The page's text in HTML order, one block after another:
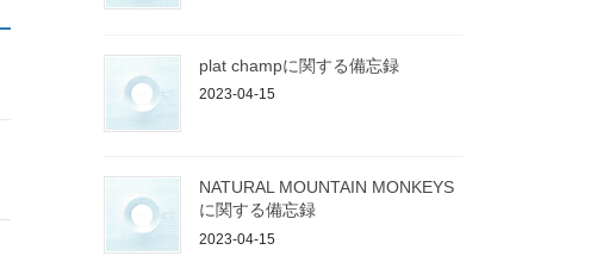
plat champに関する備忘録
2023-04-15
NATURAL MOUNTAIN MONKEYS
に関する備忘録
2023-04-15